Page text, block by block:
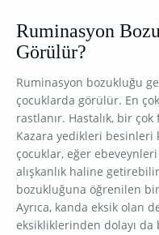
Ruminasyon
Görülür?
Ruminasyon bozukluğu
çocuklarda görülür. En
rastlanır. Hastalık, bir
Kazara yedikleri besinleri
çocuklar, eğer
alışkanlık haline
bozukluğuna öğrenilen
Ayrıca, kanda eksik olan
eksikliklerinden dolayı